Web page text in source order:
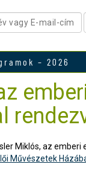
– 2026
Miklós, az
Művészetek